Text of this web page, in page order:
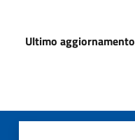
Ultimo aggiornamento